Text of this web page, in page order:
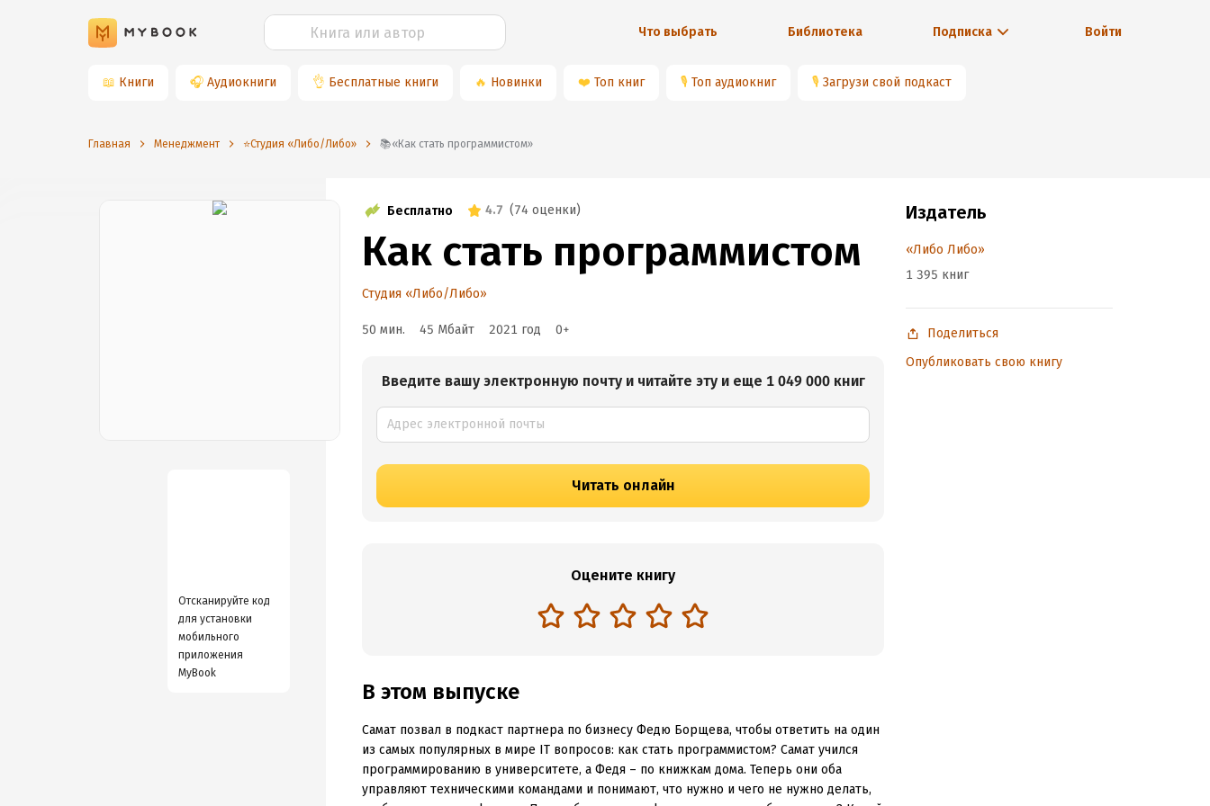
Что выбрать Библиотека Подписка Войти
📖 Книги 🎧 Аудиокниги 👌 Бесплатные книги 🔥 Новинки ❤️ Топ книг 🎙 Топ аудиокниг 🎙 Загрузи свой подкаст
Главная Менеджмент ⭐️Студия «Либо/Либо» 📚«Как стать программистом»
Отсканируйте код
для установки
мобильного
приложения
MyBook
Бесплатно 4.7 (74 оценки)
Как стать программистом
Студия «Либо/Либо»
50 мин. 45 Мбайт 2021 год 0+
Введите вашу электронную почту и читайте эту и еще 1 049 000 книг
Читать онлайн
Оцените книгу
В этом выпуске
Самат позвал в подкаст партнера по бизнесу Федю Борщева, чтобы ответить на один
из самых популярных в мире IT вопросов: как стать программистом? Самат учился
программированию в университете, а Федя – по книжкам дома. Теперь они оба
управляют техническими командами и понимают, что нужно и чего не нужно делать,
Издатель
«Либо Либо»
1 395 книг
Поделиться
Опубликовать свою книгу